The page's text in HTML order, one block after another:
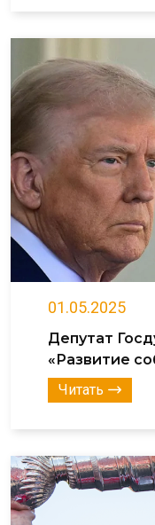
01.05.2025
Депутат
«Развитие
Читать